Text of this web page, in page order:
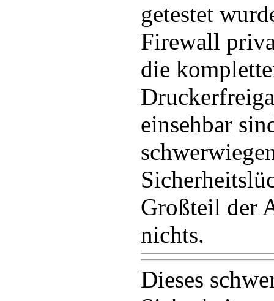
getestet
Firewall
die
einsehbar
Großteil der
nichts.
Dieses